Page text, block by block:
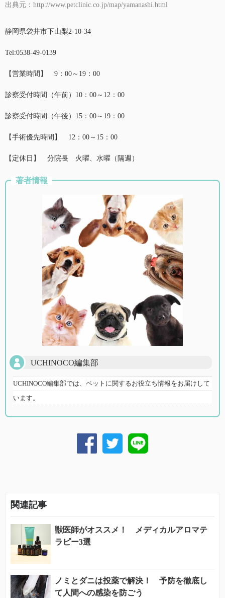
出典元：http://www.petclinic.co.jp/map/yamanashi.html
静岡県袋井市下山梨2-10-34
Tel:0538-49-0139
【営業時間】 9：00～19：00
診察受付時間（午前）10：00～12：00
診察受付時間（午後）15：00～19：00
【手術優先時間】 12：00～15：00
【定休日】 分院長 火曜、水曜（隔週）
著者情報
UCHINOCO編集部
UCHINOCO編集部では、ペットに関するお役立ち情報をお届けして
います。
関連記事
獣医師がオススメ！ メディカルアロマテ
ラピー3選
ノミとダニは投薬で解決！ 予防を徹底し
て人間への感染を防ごう